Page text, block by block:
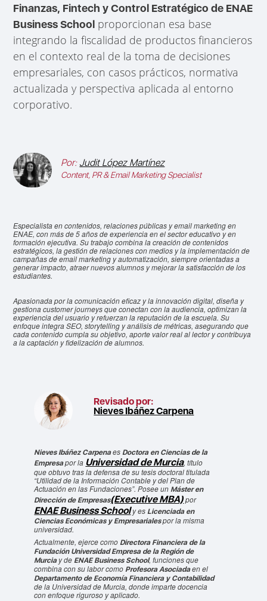
Finanzas, Fintech y Control Estratégico de ENAE
Business School proporcionan esa base
integrando la fiscalidad de productos financieros
en el contexto real de la toma de decisiones
empresariales, con casos prácticos, normativa
actualizada y perspectiva aplicada al entorno
corporativo.
Por: Judit López Martínez
Content, PR & Email Marketing Specialist
Especialista en contenidos, relaciones públicas y email marketing en
ENAE, con más de 5 años de experiencia en el sector educativo y en
formación ejecutiva. Su trabajo combina la creación de contenidos
estratégicos, la gestión de relaciones con medios y la implementación de
campañas de email marketing y automatización, siempre orientadas a
generar impacto, atraer nuevos alumnos y mejorar la satisfacción de los
estudiantes.
Apasionada por la comunicación eficaz y la innovación digital, diseña y
gestiona customer journeys que conectan con la audiencia, optimizan la
experiencia del usuario y refuerzan la reputación de la escuela. Su
enfoque integra SEO, storytelling y análisis de métricas, asegurando que
cada contenido cumpla su objetivo, aporte valor real al lector y contribuya
a la captación y fidelización de alumnos.
Revisado por:
Nieves Ibáñez Carpena
Nieves Ibáñez Carpenaes Doctora en Ciencias de la
Empresapor la Universidad de Murcia, título
que obtuvo tras la defensa de su tesis doctoral titulada
“Utilidad de la Información Contable y del Plan de
Actuación en las Fundaciones”. Posee un Máster en
Dirección de Empresas(Executive MBA)por
ENAE Business Schooly es Licenciada en
Ciencias Económicas y Empresarialespor la misma
universidad.
Actualmente, ejerce como Directora Financiera de la
Fundación Universidad Empresa de la Región de
Murciay de ENAE Business School, funciones que
combina con su labor como Profesora Asociadaen el
Departamento de Economía Financiera y Contabilidad
de la Universidad de Murcia, donde imparte docencia
con enfoque riguroso y aplicado.